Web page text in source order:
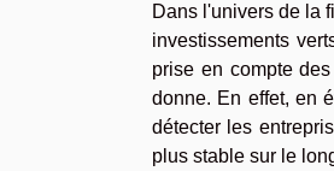
Dans l'univers de la
investissements
prise en compte
donne. En effet, en
détecter les
plus stable sur le